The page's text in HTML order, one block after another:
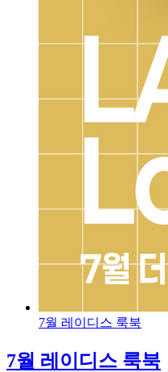
7월 레이디스 룩북
7월 레이디스 룩북